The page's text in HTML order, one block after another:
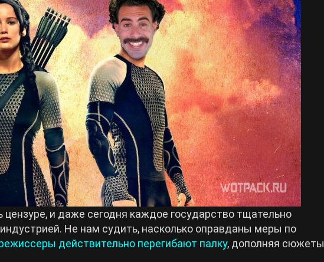
цензуре, и даже сегодня каждое государство тщательно
Не нам судить, насколько оправданы меры по
действительно перегибают палку, дополняя сюжеты